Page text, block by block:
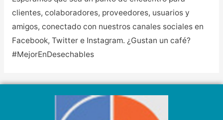
clientes, colaboradores, proveedores, usuarios y
amigos, conectado con nuestros canales sociales en
Facebook, Twitter e Instagram. ¿Gustan un café?
#MejorEnDesechables